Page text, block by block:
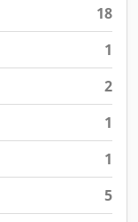
18
1
2
1
1
5